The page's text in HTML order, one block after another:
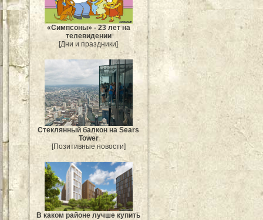
«Симпсоны» - 23 лет на
телевидении
[Дни и праздники]
Стеклянный балкон на Sears
Tower
[Позитивные новости]
В каком районе лучше купить